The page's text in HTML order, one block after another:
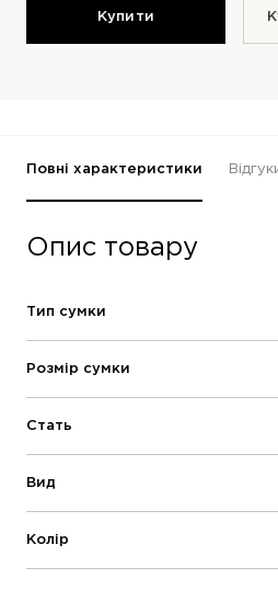
Купити
Повні характеристики
Опис товару
Тип сумки
Розмір сумки
Стать
Вид
Колір